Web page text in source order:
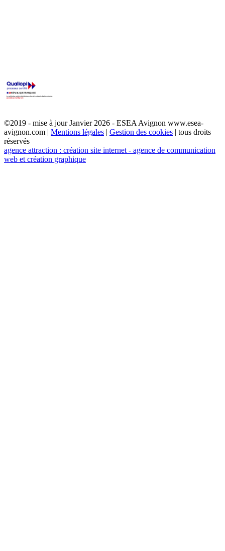
©2019 - mise à jour Janvier 2026 - ESEA Avignon www.esea-
avignon.com | Mentions légales | Gestion des cookies | tous droits
réservés
agence attraction : création site internet - agence de communication
web et création graphique